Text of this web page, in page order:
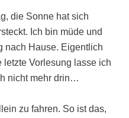
die Sonne hat sich
Ich bin müde und
nach Hause. Eigentlich
letzte Vorlesung lasse ich
nicht mehr drin…
zu fahren. So ist das,